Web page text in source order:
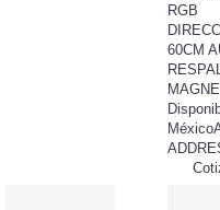
RGB
60CM